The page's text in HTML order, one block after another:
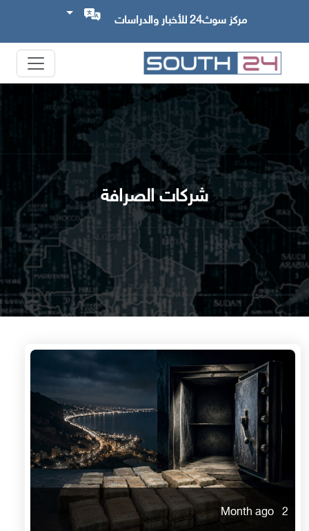
مركز سوث24 للأخبار والدراسات
شركات الصرافة
2 Month ago